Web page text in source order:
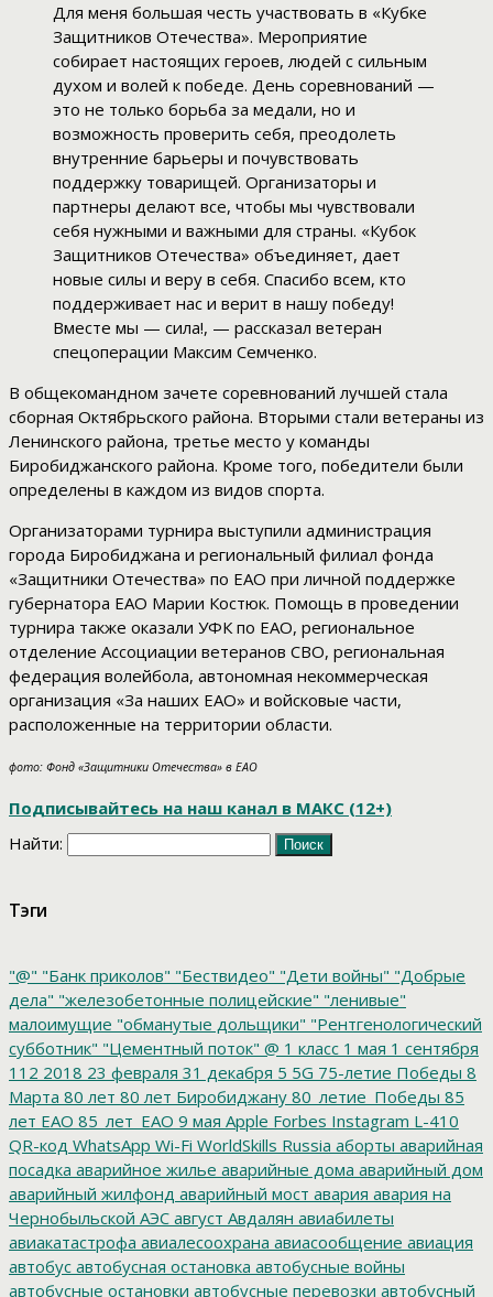
Для меня большая честь участвовать в «Кубке
Защитников Отечества». Мероприятие
собирает настоящих героев, людей с сильным
духом и волей к победе. День соревнований —
это не только борьба за медали, но и
возможность проверить себя, преодолеть
внутренние барьеры и почувствовать
поддержку товарищей. Организаторы и
партнеры делают все, чтобы мы чувствовали
себя нужными и важными для страны. «Кубок
Защитников Отечества» объединяет, дает
новые силы и веру в себя. Спасибо всем, кто
поддерживает нас и верит в нашу победу!
Вместе мы — сила!, — рассказал ветеран
спецоперации Максим Семченко.
В общекомандном зачете соревнований лучшей стала
сборная Октябрьского района. Вторыми стали ветераны из
Ленинского района, третье место у команды
Биробиджанского района. Кроме того, победители были
определены в каждом из видов спорта.
Организаторами турнира выступили администрация
города Биробиджана и региональный филиал фонда
«Защитники Отечества» по ЕАО при личной поддержке
губернатора ЕАО Марии Костюк. Помощь в проведении
турнира также оказали УФК по ЕАО, региональное
отделение Ассоциации ветеранов СВО, региональная
федерация волейбола, автономная некоммерческая
организация «За наших ЕАО» и войсковые части,
расположенные на территории области.
фото: Фонд «Защитники Отечества» в ЕАО
Подписывайтесь на наш канал в МАКС (12+)
Найти:
Тэги
"@" "Банк приколов" "Бествидео" "Дети войны" "Добрые
дела" "железобетонные полицейские" "ленивые"
малоимущие "обманутые дольщики" "Рентгенологический
субботник" "Цементный поток" @ 1 класс 1 мая 1 сентября
112 2018 23 февраля 31 декабря 5 5G 75-летие Победы 8
Марта 80 лет 80 лет Биробиджану 80_летие_Победы 85
лет ЕАО 85_лет_ЕАО 9 мая Apple Forbes Instagram L-410
QR-код WhatsApp Wi-Fi WorldSkills Russia аборты аварийная
посадка аварийное жилье аварийные дома аварийный дом
аварийный жилфонд аварийный мост авария авария на
Чернобыльской АЭС август Авдалян авиабилеты
авиакатастрофа авиалесоохрана авиасообщение авиация
автобус автобусная остановка автобусные войны
автобусные остановки автобусные перевозки автобусный